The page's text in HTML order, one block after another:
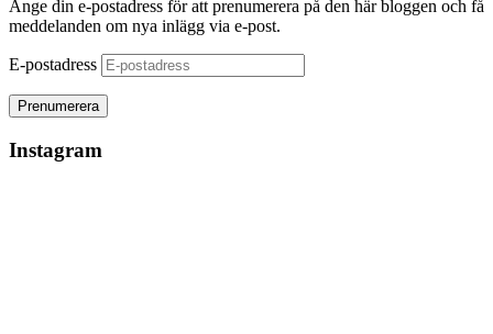
Ange din e-postadress för att prenumerera på den här bloggen och få
meddelanden om nya inlägg via e-post.
E-postadress
Instagram